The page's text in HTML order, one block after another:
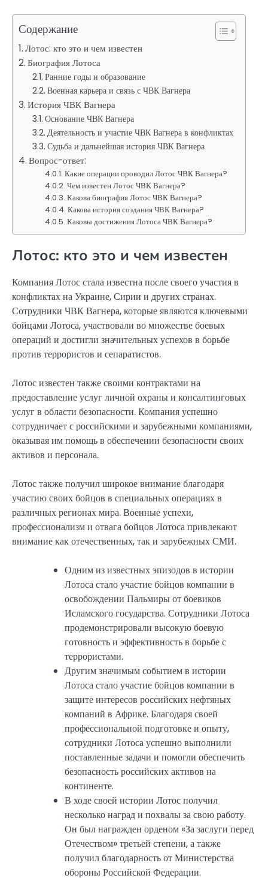
Содержание
Лотос: кто это и чем известен
Биография Лотоса
Ранние годы и образование
Военная карьера и связь с ЧВК Вагнера
История ЧВК Вагнера
Основание ЧВК Вагнера
Деятельность и участие ЧВК Вагнера в конфликтах
Судьба и дальнейшая история ЧВК Вагнера
Вопрос-ответ:
Какие операции проводил Лотос ЧВК Вагнера?
Чем известен Лотос ЧВК Вагнера?
Какова биография Лотос ЧВК Вагнера?
Какова история создания ЧВК Вагнера?
Каковы достижения Лотоса ЧВК Вагнера?
Лотос: кто это и чем известен
Компания Лотос стала известна после своего участия в
конфликтах на Украине, Сирии и других странах.
Сотрудники ЧВК Вагнера, которые являются ключевыми
бойцами Лотоса, участвовали во множестве боевых
операций и достигли значительных успехов в борьбе
против террористов и сепаратистов.
Лотос известен также своими контрактами на
предоставление услуг личной охраны и консалтинговых
услуг в области безопасности. Компания успешно
сотрудничает с российскими и зарубежными компаниями,
оказывая им помощь в обеспечении безопасности своих
активов и персонала.
Лотос также получил широкое внимание благодаря
участию своих бойцов в специальных операциях в
различных регионах мира. Военные успехи,
профессионализм и отвага бойцов Лотоса привлекают
внимание как отечественных, так и зарубежных СМИ.
Одним из известных эпизодов в истории
Лотоса стало участие бойцов компании в
освобождении Пальмиры от боевиков
Исламского государства. Сотрудники Лотоса
продемонстрировали высокую боевую
готовность и эффективность в борьбе с
террористами.
Другим значимым событием в истории
Лотоса стало участие бойцов компании в
защите интересов российских нефтяных
компаний в Африке. Благодаря своей
профессиональной подготовке и опыту,
сотрудники Лотоса успешно выполнили
поставленные задачи и помогли обеспечить
безопасность российских активов на
континенте.
В ходе своей истории Лотос получил
несколько наград и похвалы за свою работу.
Он был награжден орденом «За заслуги перед
Отечеством» третьей степени, а также
получил благодарность от Министерства
обороны Российской Федерации.